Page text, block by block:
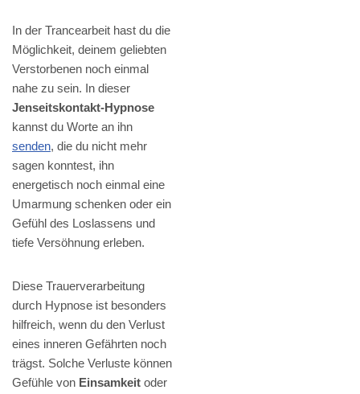
In der Trancearbeit hast du die
Möglichkeit, deinem geliebten
Verstorbenen noch einmal
nahe zu sein. In dieser
Jenseitskontakt-Hypnose
kannst du Worte an ihn
senden, die du nicht mehr
sagen konntest, ihn
energetisch noch einmal eine
Umarmung schenken oder ein
Gefühl des Loslassens und
tiefe Versöhnung erleben.
Diese Trauerverarbeitung
durch Hypnose ist besonders
hilfreich, wenn du den Verlust
eines inneren Gefährten noch
trägst. Solche Verluste können
Gefühle von Einsamkeit oder